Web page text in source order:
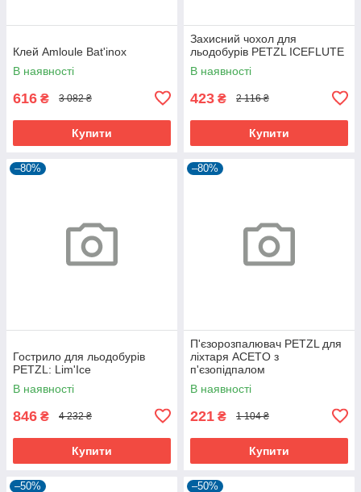
Клей Amloule Bat'inox
В наявності
616 ₴ 3 082 ₴
Купити
Захисний чохол для
льодобурів PETZL ICEFLUTE
В наявності
423 ₴ 2 116 ₴
Купити
–80%
Гострило для льодобурів
PETZL: Lim'Ice
В наявності
846 ₴ 4 232 ₴
Купити
–80%
П'єзорозпалювач PETZL для
ліхтаря ACETO з
п'єзопідпалом
В наявності
221 ₴ 1 104 ₴
Купити
–50% –50%